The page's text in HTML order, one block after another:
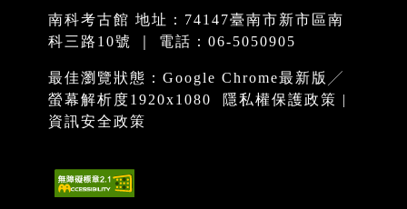
南科考古館 地址：74147臺南市新市區南
科三路10號 ｜ 電話：06-5050905
最佳瀏覽狀態：Google Chrome最新版╱
螢幕解析度1920x1080
隱私權保護政策 |
資訊安全政策